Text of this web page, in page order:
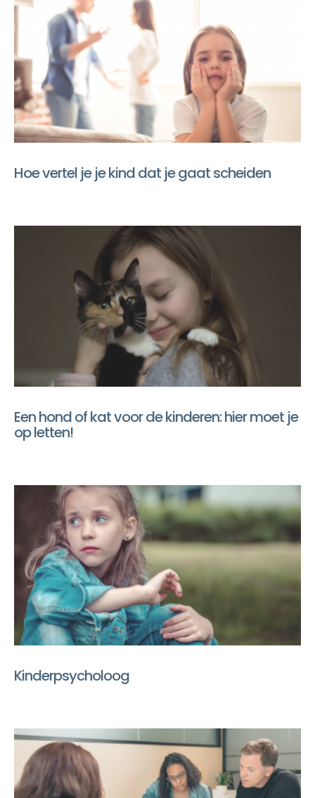
Hoe vertel je je kind dat je gaat scheiden
Een hond of kat voor de kinderen: hier moet je
op letten!
Kinderpsycholoog